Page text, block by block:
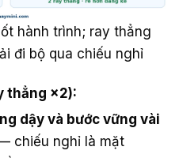
hành trình; ray thẳng
đi bộ qua chiếu nghỉ
thẳng ×2):
dậy và bước vững vài
chiếu nghỉ là mặt